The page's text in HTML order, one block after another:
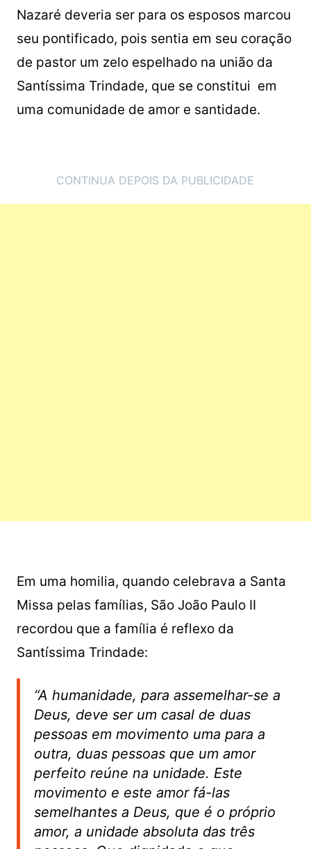
Nazaré deveria ser para os esposos marcou
seu pontificado, pois sentia em seu coração
de pastor um zelo espelhado na união da
Santíssima Trindade, que se constitui em
uma comunidade de amor e santidade.
CONTINUA DEPOIS DA PUBLICIDADE
Em uma homilia, quando celebrava a Santa
Missa pelas famílias, São João Paulo II
recordou que a família é reflexo da
Santíssima Trindade:
“A humanidade, para assemelhar-se a
Deus, deve ser um casal de duas
pessoas em movimento uma para a
outra, duas pessoas que um amor
perfeito reúne na unidade. Este
movimento e este amor fá-las
semelhantes a Deus, que é o próprio
amor, a unidade absoluta das três